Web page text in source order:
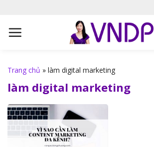
Trang chủ » làm digital marketing
làm digital marketing